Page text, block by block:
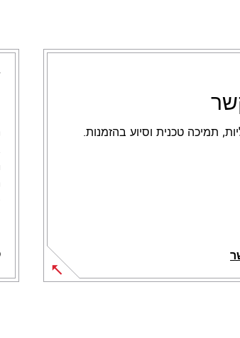
תמיכה טכנית וסיוע בהזמנות.